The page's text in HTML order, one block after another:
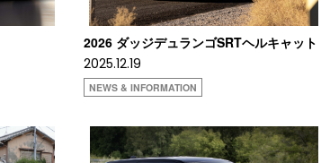
2026 ダッジデュランゴSRTヘルキャット
2025.12.19
NEWS & INFORMATION